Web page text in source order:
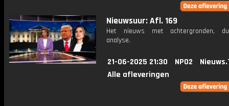
Nieuwsuur: Afl. 169
Het nieuws met achtergronden,
analyse.
21-06-2025 21:30 NPO2
Alle afleveringen